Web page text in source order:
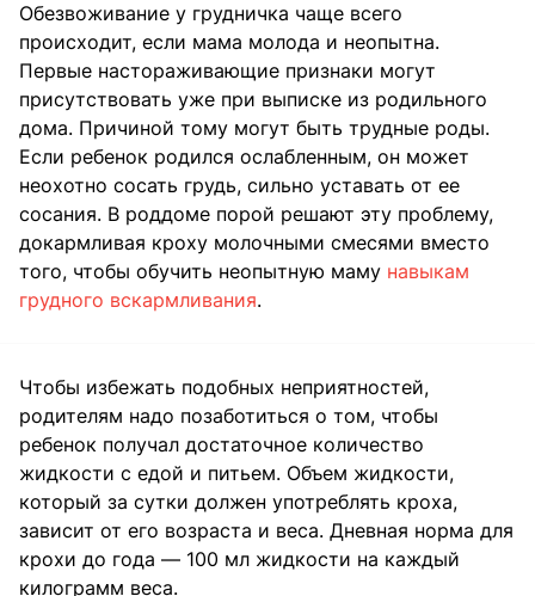
Обезвоживание у грудничка чаще всего
происходит, если мама молода и неопытна.
Первые настораживающие признаки могут
присутствовать уже при выписке из родильного
дома. Причиной тому могут быть трудные роды.
Если ребенок родился ослабленным, он может
неохотно сосать грудь, сильно уставать от ее
сосания. В роддоме порой решают эту проблему,
докармливая кроху молочными смесями вместо
того, чтобы обучить неопытную маму навыкам
грудного вскармливания.
Чтобы избежать подобных неприятностей,
родителям надо позаботиться о том, чтобы
ребенок получал достаточное количество
жидкости с едой и питьем. Объем жидкости,
который за сутки должен употреблять кроха,
зависит от его возраста и веса. Дневная норма для
крохи до года — 100 мл жидкости на каждый
килограмм веса.